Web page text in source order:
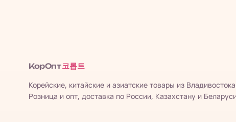
КорОпт 코롭트
Корейские, китайские и азиатские товары из
Розница и опт, доставка по России, Казахстану и